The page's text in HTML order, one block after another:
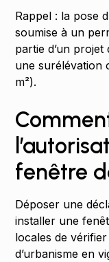
Rappel : la pose
soumise à un
partie d’un
une surélévation
m²).
fenêtre
Déposer une
installer une
locales de
d’urbanisme en